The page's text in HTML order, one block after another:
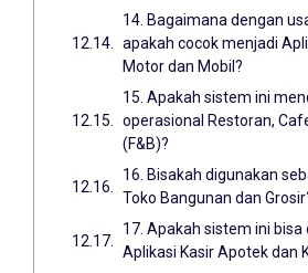
14. Bagaimana dengan
apakah cocok menjadi
Motor dan Mobil?
15. Apakah sistem ini
operasional Restoran,
(F&B)?
16. Bisakah digunakan
Toko Bangunan dan
17. Apakah sistem ini
Aplikasi Kasir Apotek dan